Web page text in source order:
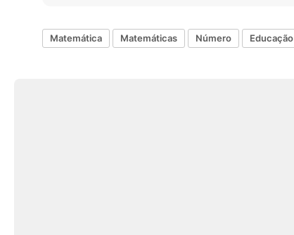
Matemática Matemáticas Número Educação